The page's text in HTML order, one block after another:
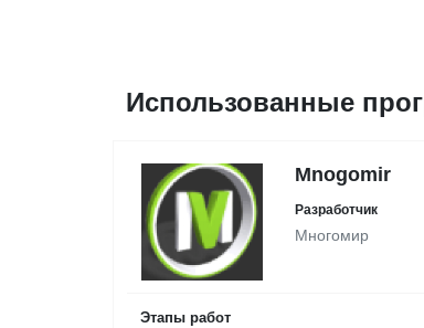
Использованные
Mnogomir
Разработчик
Многомир
Этапы работ